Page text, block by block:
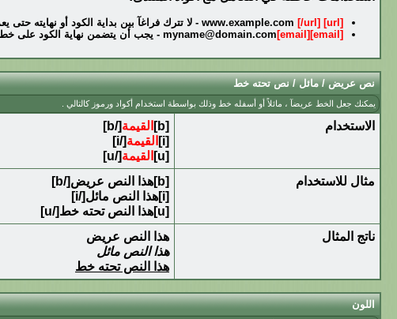
[url]
[/url]
- لا تترك فراغآ بين بداية الكود أو نهايته
[email]
myname@domain.com [email] - يجب أن يتضمن نهاية الكود على
نص عريض / مائل / نص تحته خط
يمكنك جعل الخط عريضآ ، مائلاً أو أسفله خط وذلك بواسطة استخدام أكواد ورموز كالتالي .
الاستخدام [b] القيمة[/b]
[i]
القيمة[/i]
[u]
القيمة[/u]
مثال للاستخدام
[b]هذا النص عريض[/b]
[i]هذا النص مائل[/i]
[u]هذا النص تحته خط[/u]
ناتج المثال
هذا النص عريض
هذا النص مائل
هذا النص تحته خط
اللون